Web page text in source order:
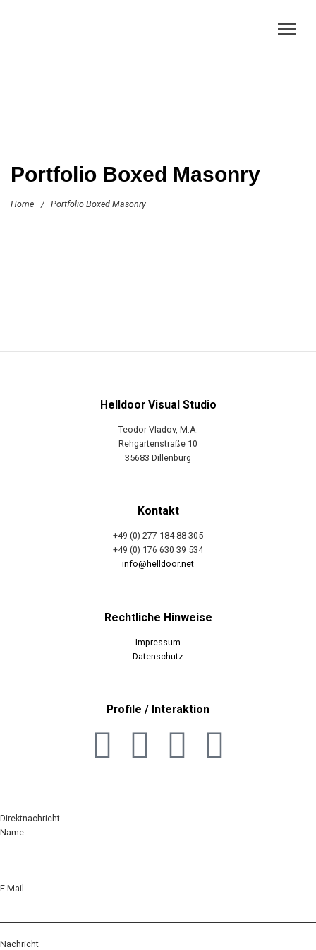
Portfolio Boxed Masonry
Home / Portfolio Boxed Masonry
Helldoor Visual Studio
Teodor Vladov, M.A.
Rehgartenstraße 10
35683 Dillenburg
Kontakt
+49 (0) 277 184 88 305
+49 (0) 176 630 39 534
info@helldoor.net
Rechtliche Hinweise
Impressum
Datenschutz
Profile / Interaktion
Direktnachricht
Name
E-Mail
Nachricht